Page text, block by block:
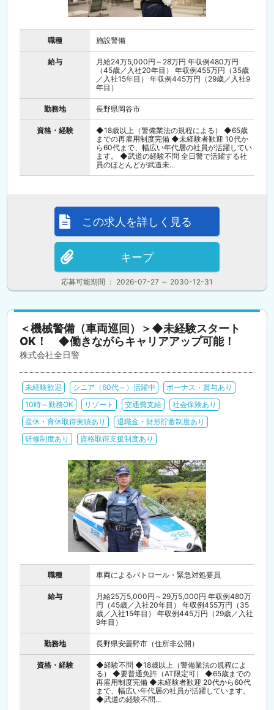
職種 施設警備
給与
月給24万5,000円～28万円 年収例480万円
（45歳／入社20年目） 年収例455万円（35歳
／入社15年目） 年収例445万円（29歳／入社9
年目）
勤務地 長野県岡谷市
資格・経験
◆18歳以上（警備業法の規程による） ◆65歳
までの再雇用制度完備 ◆未経験者歓迎 10代か
ら60代まで、幅広い年代層の社員が活躍してい
ます。 ◆武道の経験不問 全日警で活躍する社
員のほとんどが武道未...
応募可能期間 ： 2026-07-27 ～ 2030-12-31
この求人を詳しく見る
キープ
＜機械警備（車両巡回）＞◆未経験スタート
OK！ ◆働きながらキャリアアップ可能！
株式会社全日警
未経験歓迎 シニア（60代～）活躍中
ボーナス・賞与あり
10時～勤務OK
リゾート 交通費支給
社会保険あり
産休・育休取得実績あり
退職金・財形貯蓄制度あり
研修制度あり
資格取得支援制度あり
職種 車両によるパトロール・緊急対処要員
給与
月給25万5,000円～29万5,000円 年収例480万
円（45歳／入社20年目） 年収例455万円（35
歳／入社15年目） 年収例445万円（29歳／入社
9年目）
勤務地 長野県安曇野市（住所非公開）
資格・経験
◆経験不問 ◆18歳以上（警備業法の規程によ
る） ◆要普通免許（AT限定可） ◆65歳までの
再雇用制度完備 ◆未経験者歓迎 20代から60代
まで、幅広い年代層の社員が活躍しています。
◆武道の経験不問...